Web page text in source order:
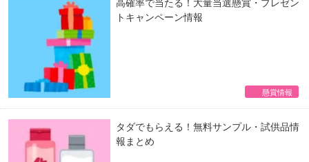
トキャンペーン情報
懸賞情報
タダでもらえる！無料サンプル・試供品情
報まとめ